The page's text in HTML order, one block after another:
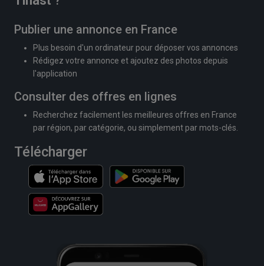
Publier une annonce en France
Plus besoin d'un ordinateur pour déposer vos annonces
Rédigez votre annonce et ajoutez des photos depuis
l'application
Consulter des offres en lignes
Recherchez facilement les meilleures offres en France
par région, par catégorie, ou simplement par mots-clés.
Télécharger